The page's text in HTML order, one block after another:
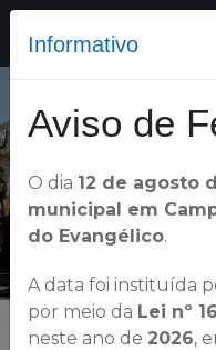
DE REGISTRO DE IMÓVEIS
Informativo
Aviso de
O dia 12 de agosto
municipal em
do Evangélico.
A data foi instituída
por meio da Lei nº
neste ano de 2026,